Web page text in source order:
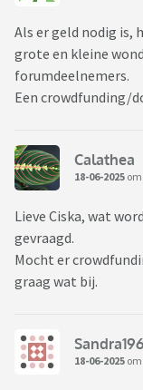
Als er geld nodig is,
grote en kleine
forumdeelnemers.
Een crowdfunding/
Calathea
18-06-2025
Lieve Ciska, wat
gevraagd.
Mocht er
graag wat bij.
18-06-2025